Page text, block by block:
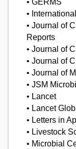
• GERMS
•
• Journal of
Reports
• Journal of
• Journal of
• Journal of
• JSM
• Lancet
• Lancet
• Letters in
• Livestock
• Microbial